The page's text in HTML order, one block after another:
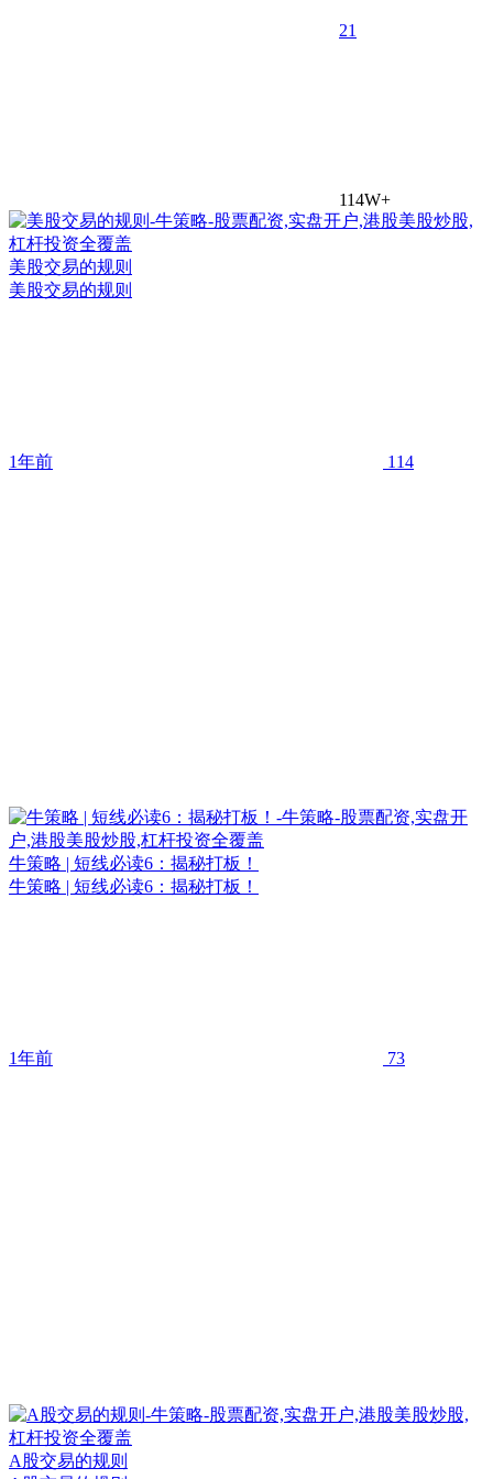
21
114W+
美股交易的规则
美股交易的规则
1年前 114
牛策略 | 短线必读6：揭秘打板！
牛策略 | 短线必读6：揭秘打板！
1年前 73
A股交易的规则